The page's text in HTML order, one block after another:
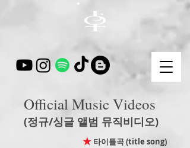
Official Music Videos
(정규/싱글 앨범 뮤직비디오)
★ 타이틀곡 (title song)